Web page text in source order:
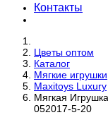
Контакты
Цветы оптом
Каталог
Мягкие игрушки
Maxitoys Luxury
Мягкая
052017-5-20